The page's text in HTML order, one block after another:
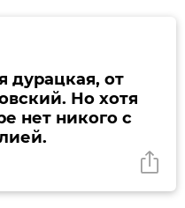
дурацкая, от
Но хотя
нет никого с